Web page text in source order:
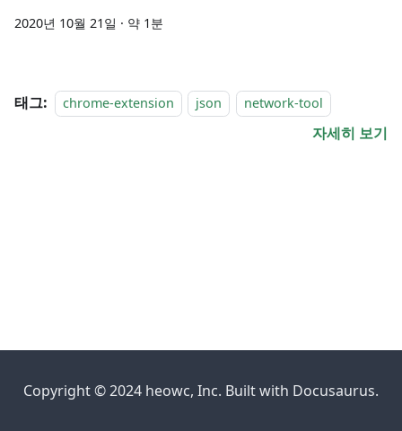
2020년 10월 21일 · 약 1분
태그: chrome-extension json network-tool
자세히 보기
Copyright © 2024 heowc, Inc. Built with Docusaurus.